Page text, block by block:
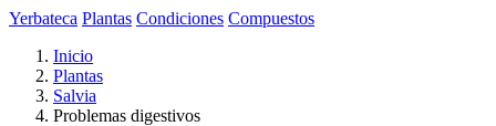
Yerbateca Plantas Condiciones Compuestos
Inicio
Plantas
Salvia
Problemas digestivos